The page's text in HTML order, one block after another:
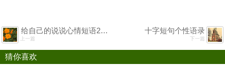
给自己的说说心情短语2022
上一篇
十字短句个性语录
下一篇
猜你喜欢